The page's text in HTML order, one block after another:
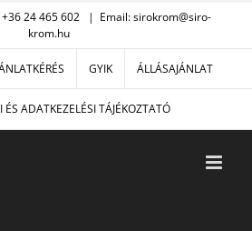
24 465 602 | Email: sirokrom@siro-
krom.hu
GYIK ÁLLÁSAJÁNLAT
ADATKEZELÉSI TÁJÉKOZTATÓ